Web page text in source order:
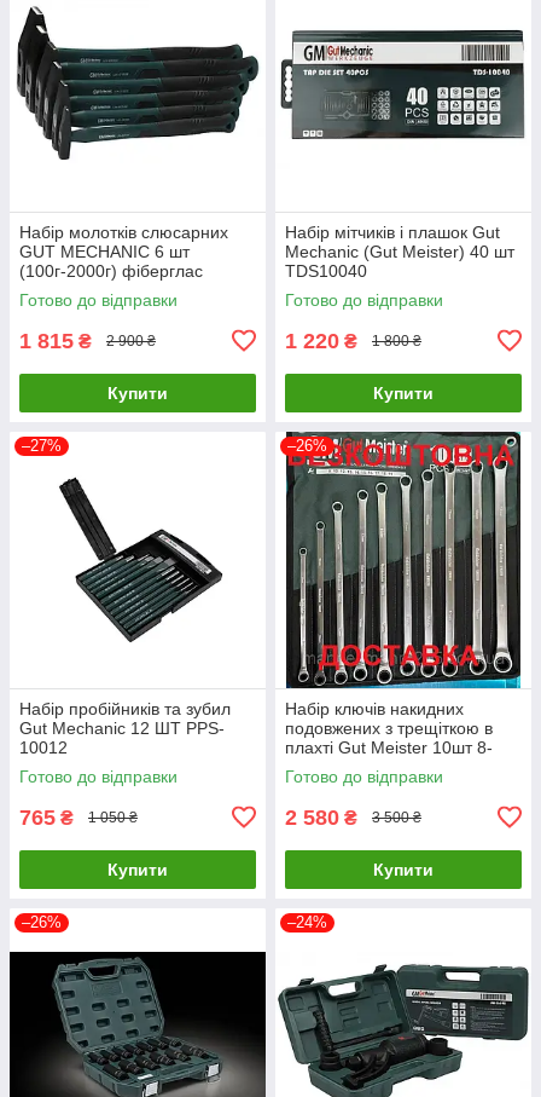
Набір молотків слюсарних
GUT MECHANIC 6 шт
(100г-2000г) фіберглас
LHS10006
Готово до відправки
1 815 ₴ 2 900 ₴
Купити
Набір мітчиків і плашок Gut
Mechanic (Gut Meister) 40 шт
TDS10040
Готово до відправки
1 220 ₴ 1 800 ₴
Купити
–27%
Набір пробійників та зубил
Gut Mechanic 12 ШТ PPS-
10012
Готово до відправки
765 ₴ 1 050 ₴
Купити
–26%
Набір ключів накидних
подовжених з трещіткою в
плахті Gut Meister 10шт 8-
19mm
Готово до відправки
2 580 ₴ 3 500 ₴
Купити
–26% –24%